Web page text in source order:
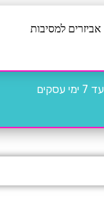
אביזרים למסיבות
עד 7 ימי עסקים